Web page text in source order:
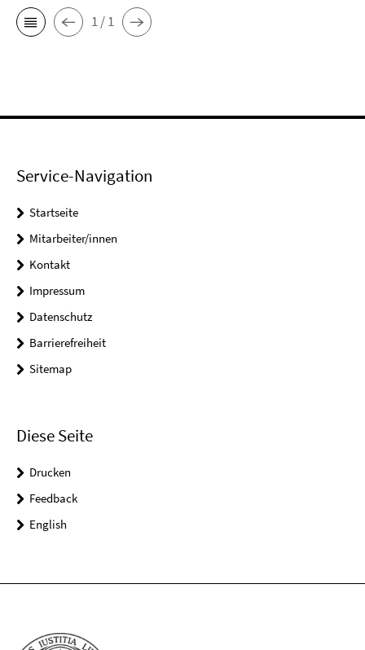
1 / 1
Service-Navigation
Startseite
Mitarbeiter/innen
Kontakt
Impressum
Datenschutz
Barrierefreiheit
Sitemap
Diese Seite
Drucken
Feedback
English